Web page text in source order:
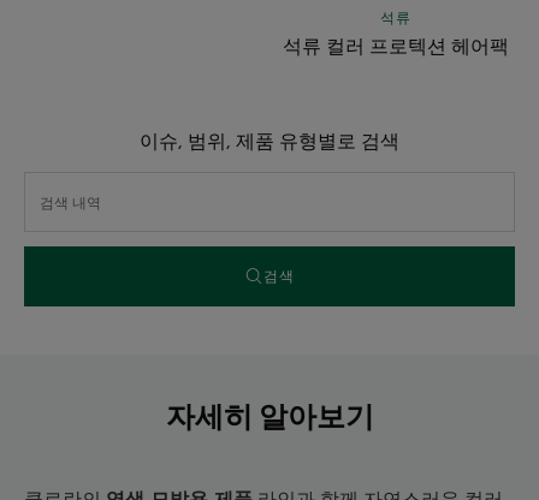
어
팩
석류
석류 컬러 프로텍션 헤어팩
이슈, 범위, 제품 유형별로 검색
검색
자세히 알아보기